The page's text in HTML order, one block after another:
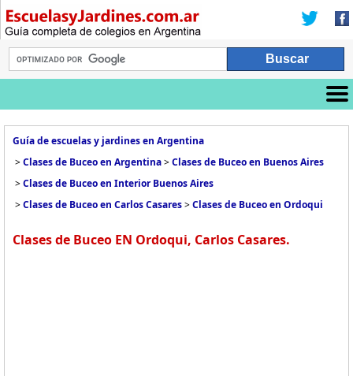
Guía de escuelas y jardines en Argentina
>Clases de Buceo en Argentina>Clases de Buceo en Buenos Aires
>Clases de Buceo en Interior Buenos Aires
>Clases de Buceo en Carlos Casares>Clases de Buceo en Ordoqui
Clases de Buceo EN Ordoqui, Carlos Casares.